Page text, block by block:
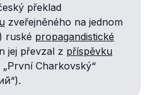
překlad
zveřejněného na jednom
ruské propagandistické
jej převzal z příspěvku
Charkovský“